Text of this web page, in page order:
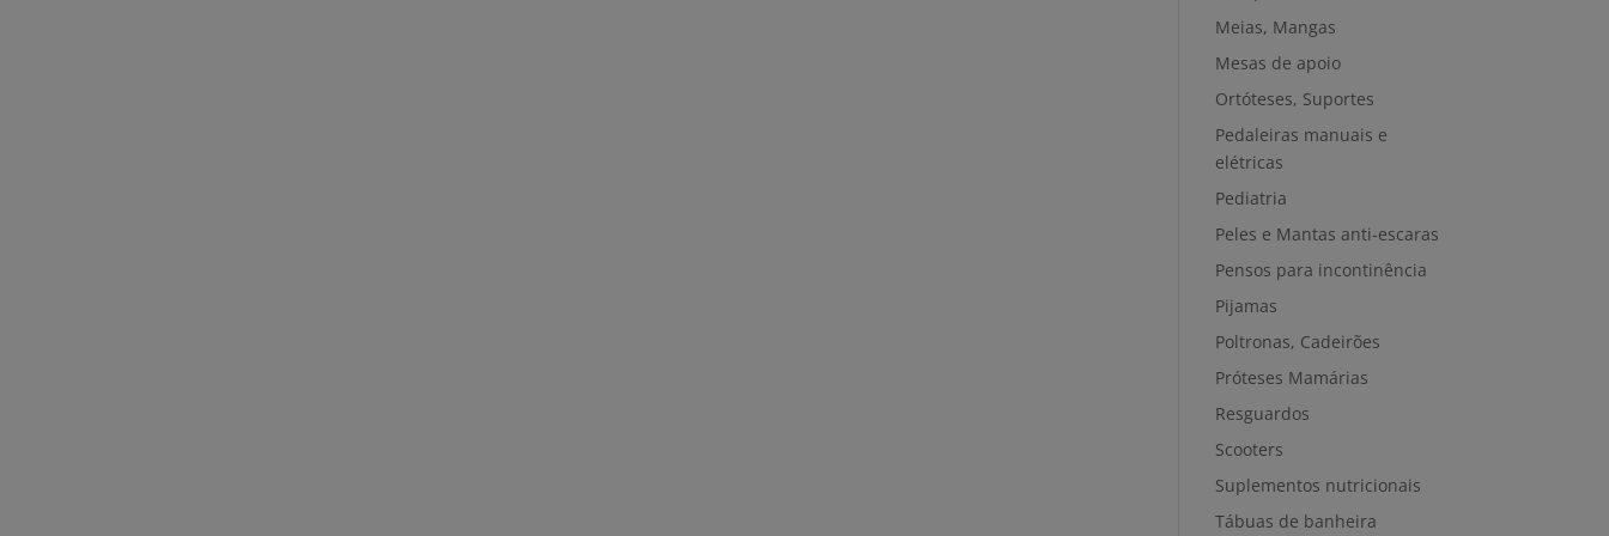
Meias, Mangas
Mesas de apoio
Ortóteses, Suportes
Pedaleiras manuais e
elétricas
Pediatria
Peles e Mantas anti-escaras
Pensos para incontinência
Pijamas
Poltronas, Cadeirões
Próteses Mamárias
Resguardos
Scooters
Suplementos nutricionais
Tábuas de banheira